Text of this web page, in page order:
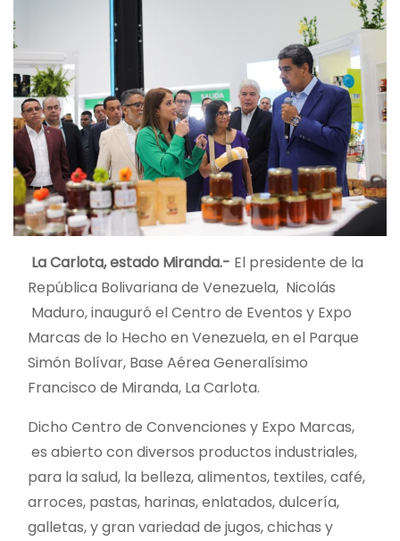
La Carlota, estado Miranda.- El presidente de la
República Bolivariana de Venezuela, Nicolás
Maduro, inauguró el Centro de Eventos y Expo
Marcas de lo Hecho en Venezuela, en el Parque
Simón Bolívar, Base Aérea Generalísimo
Francisco de Miranda, La Carlota.
Dicho Centro de Convenciones y Expo Marcas,
es abierto con diversos productos industriales,
para la salud, la belleza, alimentos, textiles, café,
arroces, pastas, harinas, enlatados, dulcería,
galletas, y gran variedad de jugos, chichas y